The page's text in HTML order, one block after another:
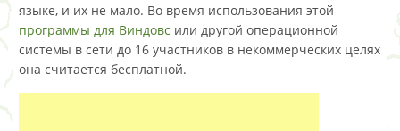
языке, и их не мало. Во время использования этой
программы для Виндовс или другой операционной
системы в сети до 16 участников в некоммерческих целях
она считается бесплатной.